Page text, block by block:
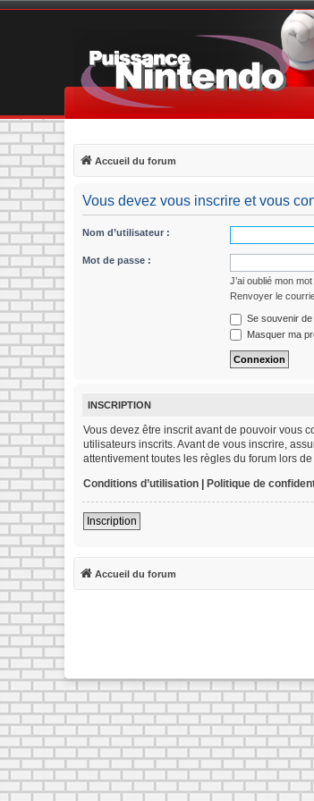
Accueil du forum
Vous devez vous inscrire et vous
Nom d’utilisateur :
Mot de passe :
J’ai oublié mon
Renvoyer le
Se souvenir de
Masquer ma
INSCRIPTION
Vous devez être inscrit avant de pouvoir vous
utilisateurs inscrits. Avant de vous inscrire,
attentivement toutes les règles du forum lors de
Conditions d’utilisation | Politique de
Inscription
Accueil du forum